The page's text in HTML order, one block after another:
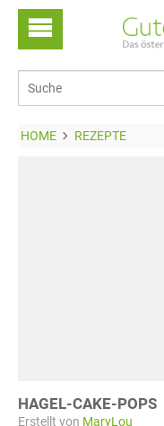
HOME REZEPTE
HAGEL-CAKE-POPS
Erstellt von MaryLou